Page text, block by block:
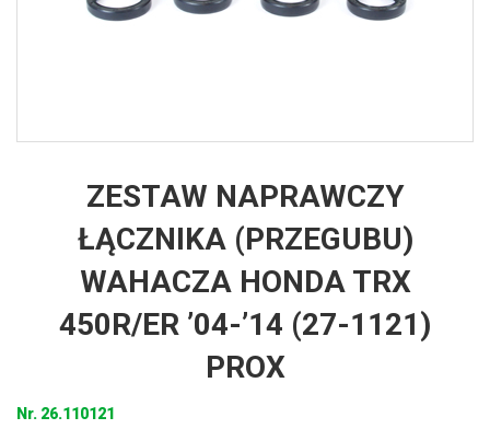
ZESTAW NAPRAWCZY
ŁĄCZNIKA (PRZEGUBU)
WAHACZA HONDA TRX
450R/ER ’04-’14 (27-1121)
PROX
Nr. 26.110121